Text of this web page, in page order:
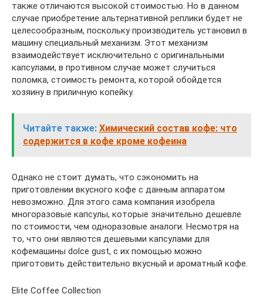
также отличаются высокой стоимостью. Но в данном
случае приобретение альтернативной реплики будет не
целесообразным, поскольку производитель установил в
машину специальный механизм. Этот механизм
взаимодействует исключительно с оригинальными
капсулами, в противном случае может случиться
поломка, стоимость ремонта, которой обойдется
хозяину в приличную копейку.
Читайте также: Химический состав кофе: что
содержится в кофе кроме кофеина
Однако не стоит думать, что сэкономить на
приготовлении вкусного кофе с данным аппаратом
невозможно. Для этого сама компания изобрела
многоразовые капсулы, которые значительно дешевле
по стоимости, чем одноразовые аналоги. Несмотря на
то, что они являются дешевыми капсулами для
кофемашины dolce gust, с их помощью можно
приготовить действительно вкусный и ароматный кофе.
Elite Coffee Collection